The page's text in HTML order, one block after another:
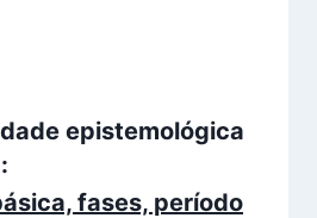
epistemológica
fases, período